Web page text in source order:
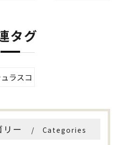
タグ
ラスコ
リー Categories